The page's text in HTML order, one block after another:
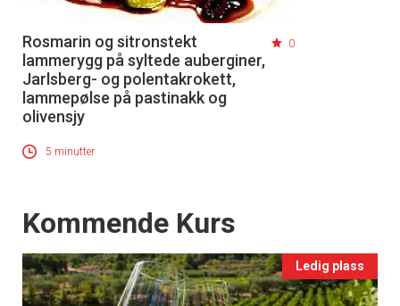
Rosmarin og sitronstekt
lammerygg på syltede auberginer,
Jarlsberg- og polentakrokett,
lammepølse på pastinakk og
olivensjy
0
5 minutter
Events
Kommende Kurs
Ledig plass